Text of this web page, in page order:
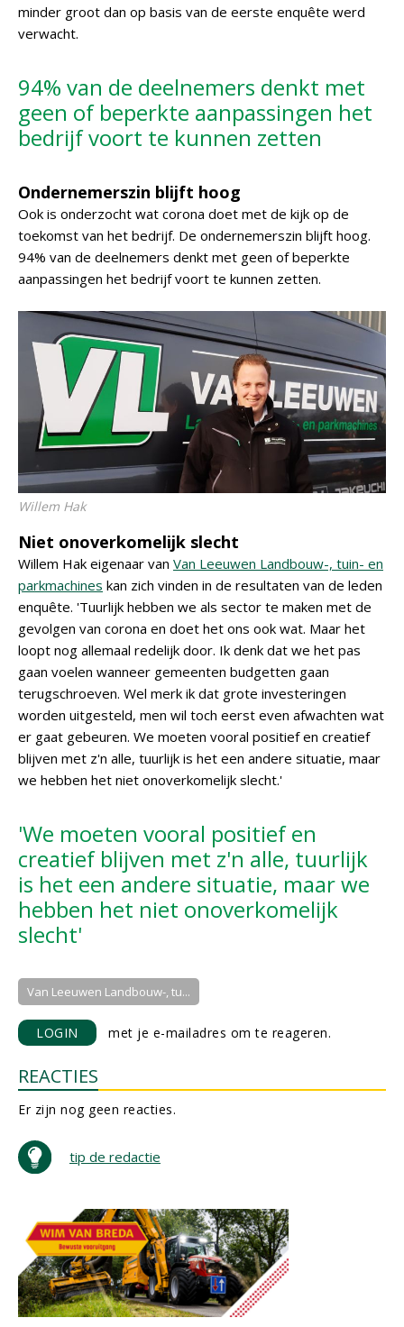
minder groot dan op basis van de eerste enquête werd
verwacht.
94% van de deelnemers denkt met
geen of beperkte aanpassingen het
bedrijf voort te kunnen zetten
Ondernemerszin blijft hoog
Ook is onderzocht wat corona doet met de kijk op de
toekomst van het bedrijf. De ondernemerszin blijft hoog.
94% van de deelnemers denkt met geen of beperkte
aanpassingen het bedrijf voort te kunnen zetten.
Willem Hak
Niet onoverkomelijk slecht
Willem Hak eigenaar van Van Leeuwen Landbouw-, tuin- en
parkmachines kan zich vinden in de resultaten van de leden
enquête. 'Tuurlijk hebben we als sector te maken met de
gevolgen van corona en doet het ons ook wat. Maar het
loopt nog allemaal redelijk door. Ik denk dat we het pas
gaan voelen wanneer gemeenten budgetten gaan
terugschroeven. Wel merk ik dat grote investeringen
worden uitgesteld, men wil toch eerst even afwachten wat
er gaat gebeuren. We moeten vooral positief en creatief
blijven met z'n alle, tuurlijk is het een andere situatie, maar
we hebben het niet onoverkomelijk slecht.'
'We moeten vooral positief en
creatief blijven met z'n alle, tuurlijk
is het een andere situatie, maar we
hebben het niet onoverkomelijk
slecht'
Van Leeuwen Landbouw-, tu...
LOGIN met je e-mailadres om te reageren.
REACTIES
Er zijn nog geen reacties.
tip de redactie